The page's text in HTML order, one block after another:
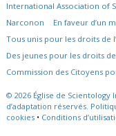
International Association of
Narconon
En faveur d’un
Tous unis pour les droits de
Des jeunes pour les droits
Commission des Citoyens
© 2026 Église de Scientology
d’adaptation réservés.
cookies • Conditions